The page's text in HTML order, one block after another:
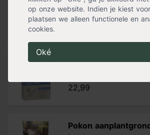
op onze website. Indien je kiest voor
plaatsen we alleen functionele en
cookies.
Oké
40 cm diep en breed . De hagen
afbreekbare karton geplant worden.
het karton net onder het maaiveld valt.
QuickHedge. Plaats de bijgeleverde
Bats
op voorraad
20,00
22,99
Pokon